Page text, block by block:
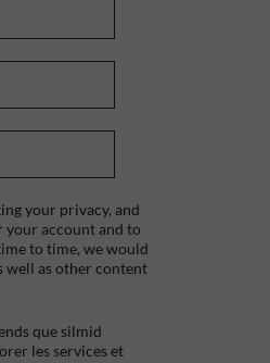
your privacy, and
your account and to
to time, we would
well as other content
que silmid
les services et